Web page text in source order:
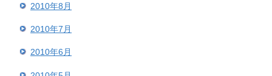
2010年8月
2010年7月
2010年6月